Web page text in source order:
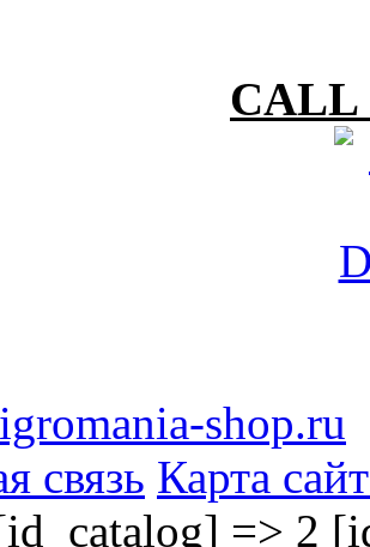
CALL
igromania-shop.ru
связь Карта
=> 2